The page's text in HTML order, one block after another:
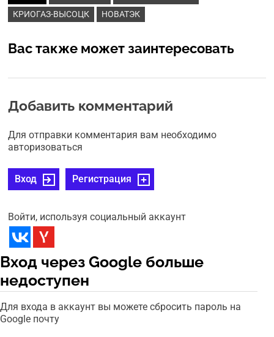
КРИОГАЗ-ВЫСОЦК
НОВАТЭК
Вас также может заинтересовать
Добавить комментарий
Для отправки комментария вам необходимо
авторизоваться
Вход Регистрация
Войти, используя социальный аккаунт
Вход через Google больше
недоступен
Для входа в аккаунт вы можете сбросить пароль на
Google почту